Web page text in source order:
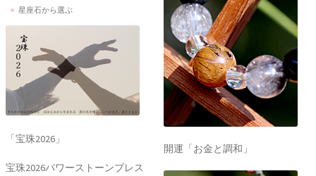
星座石から選ぶ
「宝珠2026」
宝珠2026パワーストーンブレス
開運「お金と調和」